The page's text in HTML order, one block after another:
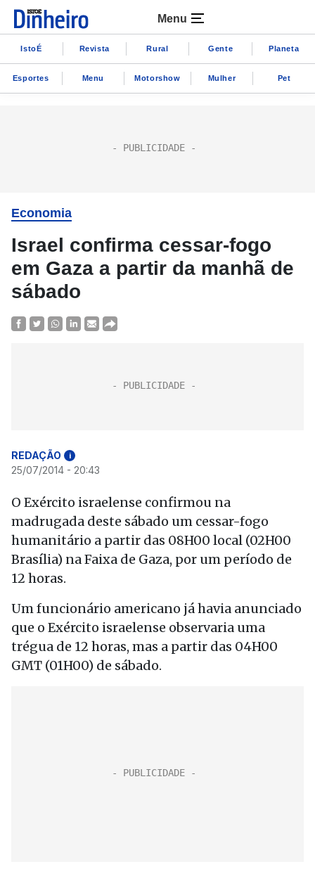
Menu
IstoÉ Revista Rural Gente Planeta
Esportes Menu Motorshow Mulher Pet
Economia
Israel confirma cessar-fogo
em Gaza a partir da manhã de
sábado
REDAÇÃO i
25/07/2014 - 20:43
O Exército israelense confirmou na
madrugada deste sábado um cessar-fogo
humanitário a partir das 08H00 local (02H00
Brasília) na Faixa de Gaza, por um período de
12 horas.
Um funcionário americano já havia anunciado
que o Exército israelense observaria uma
trégua de 12 horas, mas a partir das 04H00
GMT (01H00) de sábado.